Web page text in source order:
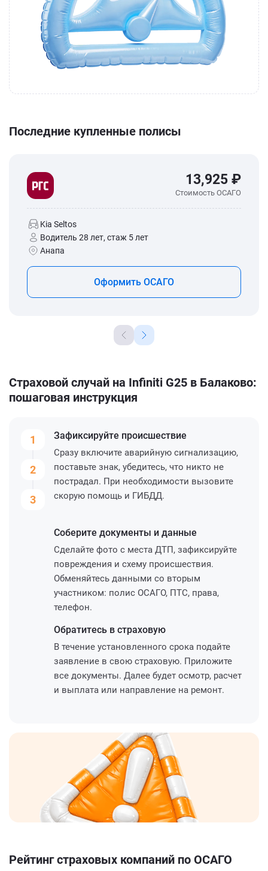
Последние купленные полисы
13,925 ₽
Стоимость ОСАГО
Kia Seltos
Водитель 28 лет, стаж 5 лет
Анапа
Оформить ОСАГО
Страховой случай на Infiniti G25 в Балаково:
пошаговая инструкция
1
2
3
Зафиксируйте происшествие
Сразу включите аварийную сигнализацию,
поставьте знак, убедитесь, что никто не
пострадал. При необходимости вызовите
скорую помощь и ГИБДД.
Соберите документы и данные
Сделайте фото с места ДТП, зафиксируйте
повреждения и схему происшествия.
Обменяйтесь данными со вторым
участником: полис ОСАГО, ПТС, права,
телефон.
Обратитесь в страховую
В течение установленного срока подайте
заявление в свою страховую. Приложите
все документы. Далее будет осмотр, расчет
и выплата или направление на ремонт.
Рейтинг страховых компаний по ОСАГО